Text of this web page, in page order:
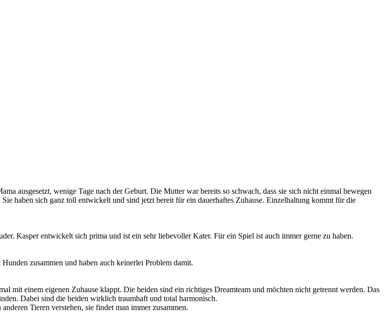
ausgesetzt, wenige Tage nach der Geburt. Die Mutter war bereits so schwach, dass sie sich nicht einmal bewegen
haben sich ganz toll entwickelt und sind jetzt bereit für ein dauerhaftes Zuhause. Einzelhaltung kommt für die
Kasper entwickelt sich prima und ist ein sehr liebevoller Kater. Für ein Spiel ist auch immer gerne zu haben.
zusammen und haben auch keinerlei Problem damit.
mit einem eigenen Zuhause klappt. Die beiden sind ein richtiges Dreamteam und möchten nicht getrennt werden. Das
Dabei sind die beiden wirklich traumhaft und total harmonisch.
Tieren verstehen, sie findet man immer zusammen.